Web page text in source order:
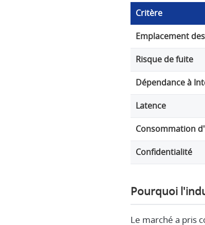
Critère
Emplacement
Risque de fuite
Dépendance à
Latence
Consommation
Confidentialité
Pourquoi
Le marché a pris